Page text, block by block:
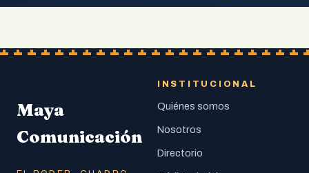
Maya
Comunicación
INSTITUCIONAL
Quiénes somos
Nosotros
Directorio